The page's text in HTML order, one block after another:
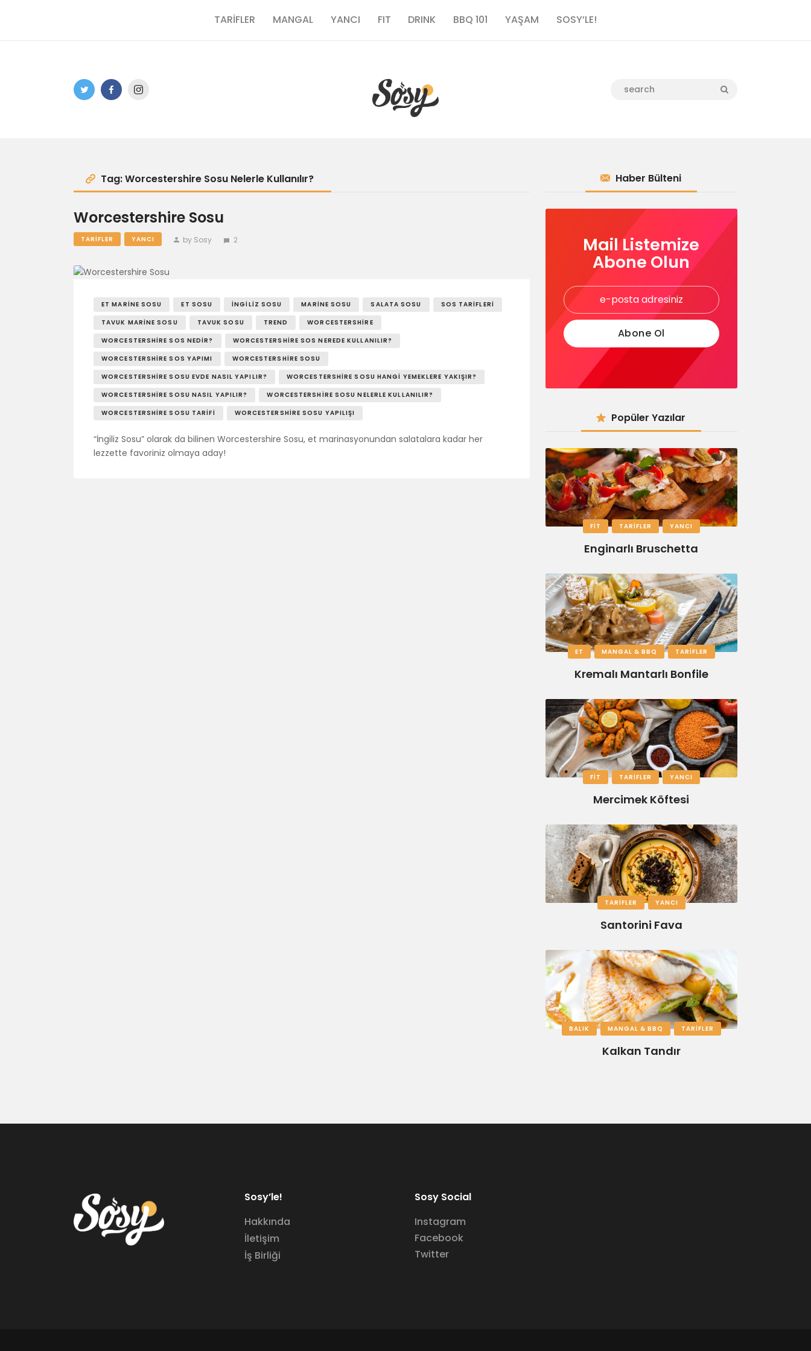
TARİFLER MANGAL YANCI FIT DRINK BBQ 101 YAŞAM SOSY’LE!
TARİFLER
YANCI
Tag: Worcestershire Sosu Nelerle Kullanılır?
Worcestershire Sosu
TARIFLER YANCI by Sosy 2
ET MARINE SOSU ET SOSU İNGILIZ SOSU MARINE SOSU SALATA SOSU
SOS TARIFLERI
TAVUK MARINE SOSU
TAVUK SOSU TREND
WORCESTERSHIRE
WORCESTERSHIRE SOS NEDIR?
WORCESTERSHIRE SOS NEREDE KULLANILIR?
WORCESTERSHIRE SOS YAPIMI
WORCESTERSHIRE SOSU
WORCESTERSHIRE SOSU EVDE NASIL YAPILIR?
WORCESTERSHIRE SOSU HANGI YEMEKLERE YAKIŞIR?
WORCESTERSHIRE SOSU NASIL YAPILIR?
WORCESTERSHIRE SOSU NELERLE KULLANILIR?
WORCESTERSHIRE SOSU TARIFI
WORCESTERSHIRE SOSU YAPILIŞI
“İngiliz Sosu” olarak da bilinen Worcestershire Sosu, et marinasyonundan salatalara kadar her
lezzette favoriniz olmaya aday!
Haber Bülteni
Mail Listemize
Abone Olun
Popüler Yazılar
FIT TARIFLER YANCI
Enginarlı Bruschetta
ET MANGAL & BBQ TARIFLER
Kremalı Mantarlı Bonfile
FIT TARIFLER YANCI
Mercimek Köftesi
TARIFLER YANCI
Santorini Fava
BALIK MANGAL & BBQ TARIFLER
Kalkan Tandır
Sosy’le!
Hakkında
İletişim
İş Birliği
Sosy Social
Instagram
Facebook
Twitter